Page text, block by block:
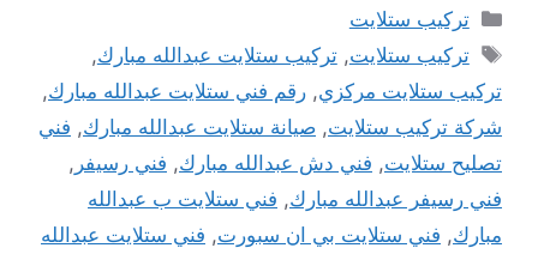
التصنيفات
تركيب ستلايت
الوسوم
تركيب ستلايت,تركيب ستلايت عبدالله مبارك,
تركيب ستلايت مركزي, رقم فني ستلايت عبدالله مبارك,
شركة تركيب ستلايت, صيانة ستلايت عبدالله مبارك, فني
تصليح ستلايت, فني دش عبدالله مبارك, فني رسيفر ,
فني رسيفر عبدالله مبارك, فني ستلايت ب عبدالله
مبارك, فني ستلايت بي ان سبورت, فني ستلايت عبدالله